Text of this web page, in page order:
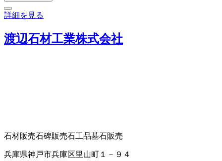
詳細を見る
渡辺石材工業株式会社
石材販売石碑販売石工品墓石販売
兵庫県神戸市兵庫区里山町１－９４